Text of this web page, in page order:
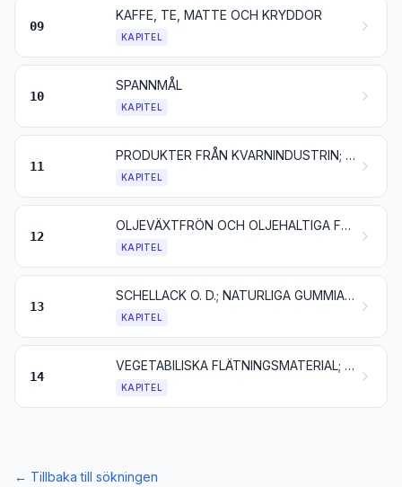
09
KAFFE, TE, MATTE OCH KRYDDOR
KAPITEL
10
SPANNMÅL
KAPITEL
11
PRODUKTER FRÅN KVARNINDUSTRIN; MALT; STÄRKELSE; INULIN; VETEGLUTEN
KAPITEL
12
OLJEVÄXTFRÖN OCH OLJEHALTIGA FRUKTER; DIVERSE ANDRA FRÖN OCH FRUKTER; VÄXTER FÖR INDUSTRIELLT ELLER MEDICINSKT BRUK; HALM OCH FODERVÄXTER
KAPITEL
13
SCHELLACK O. D.; NATURLIGA GUMMIARTER OCH HARTSER SAMT ANDRA VÄXTSAFTER OCH VÄXTEXTRAKTER
KAPITEL
14
VEGETABILISKA FLÄTNINGSMATERIAL; VEGETABILISKA PRODUKTER, INTE NÄMNDA ELLER INBEGRIPNA NÅGON ANNANSTANS
KAPITEL
← Tillbaka till sökningen